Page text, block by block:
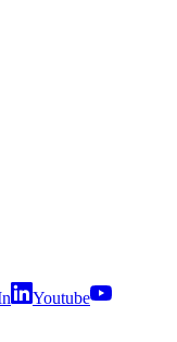
Youtube